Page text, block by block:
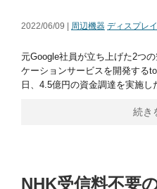
2022/06/09 | 周辺機器 ディスプレイ
元Google社員が立ち上げた2つ
ケーションサービスを開発する
日、4.5億円の資金調達を実施
続き
NHK受信料不要